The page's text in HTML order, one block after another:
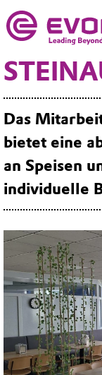
Das
bietet eine
an Speisen
individuelle